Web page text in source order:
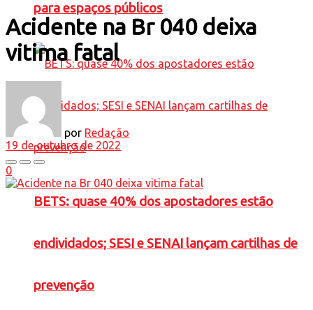
para espaços públicos
BETS: quase 40% dos apostadores estão
endividados; SESI e SENAI lançam cartilhas de
prevenção
Acidente na Br 040 deixa
vitima fatal
por Redação
19 de outubro de 2022
0